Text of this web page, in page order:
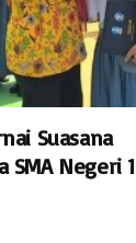
Suasana
SMA Negeri 1